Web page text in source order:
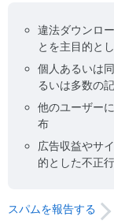
違法ダウンロ
とを主目的と
個人あるいは
るいは多数の
他のユーザー
布
広告収益やサ
的とした不正
スパムを報告する